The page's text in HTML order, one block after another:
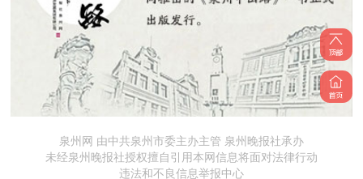
泉州网 由中共泉州市委主办主管 泉州晚报社承办
未经泉州晚报社授权擅自引用本网信息将面对法律行动
违法和不良信息举报中心